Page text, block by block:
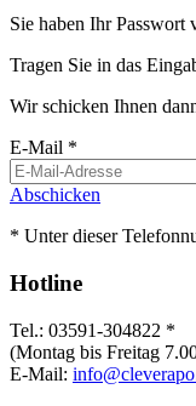
Sie haben Ihr Passwort
Tragen Sie in das
Wir schicken Ihnen
E-Mail *
Abschicken
* Unter dieser
Hotline
Tel.: 03591-304822 *
(Montag bis Freitag
E-Mail: